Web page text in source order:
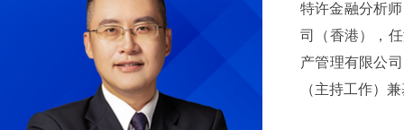
特许金融分析
司（香港），
产管理有限公
（主持工作）